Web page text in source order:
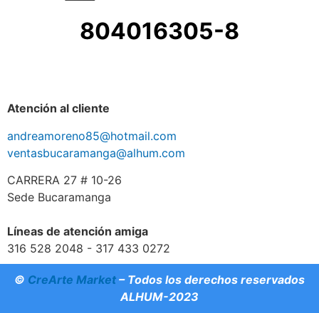
804016305-8
Atención al cliente
andreamoreno85@hotmail.com
ventasbucaramanga@alhum.com
CARRERA 27 # 10-26
Sede Bucaramanga
Líneas de atención amiga
316 528 2048 - 317 433 0272
© CreArte Market – Todos los derechos reservados
ALHUM-2023